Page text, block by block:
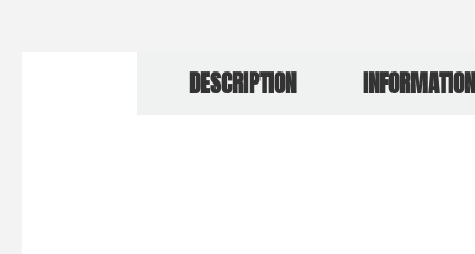
DESCRIPTION